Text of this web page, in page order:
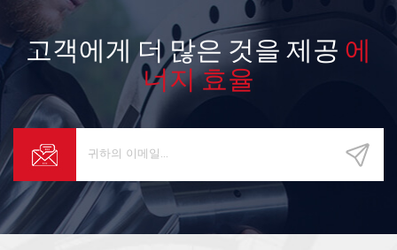
고객에게 더 많은 것을 제공 에
너지 효율